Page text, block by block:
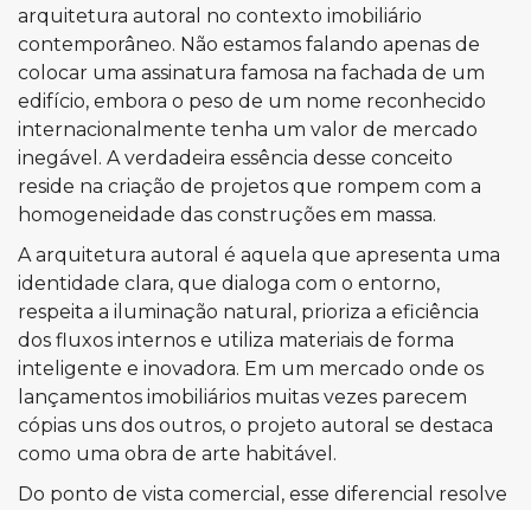
arquitetura autoral no contexto imobiliário
contemporâneo. Não estamos falando apenas de
colocar uma assinatura famosa na fachada de um
edifício, embora o peso de um nome reconhecido
internacionalmente tenha um valor de mercado
inegável. A verdadeira essência desse conceito
reside na criação de projetos que rompem com a
homogeneidade das construções em massa.
A arquitetura autoral é aquela que apresenta uma
identidade clara, que dialoga com o entorno,
respeita a iluminação natural, prioriza a eficiência
dos fluxos internos e utiliza materiais de forma
inteligente e inovadora. Em um mercado onde os
lançamentos imobiliários muitas vezes parecem
cópias uns dos outros, o projeto autoral se destaca
como uma obra de arte habitável.
Do ponto de vista comercial, esse diferencial resolve